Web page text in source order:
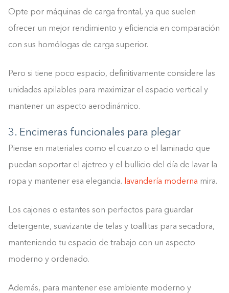
Opte por máquinas de carga frontal, ya que suelen
ofrecer un mejor rendimiento y eficiencia en comparación
con sus homólogas de carga superior.
Pero si tiene poco espacio, definitivamente considere las
unidades apilables para maximizar el espacio vertical y
mantener un aspecto aerodinámico.
3. Encimeras funcionales para plegar
Piense en materiales como el cuarzo o el laminado que
puedan soportar el ajetreo y el bullicio del día de lavar la
ropa y mantener esa elegancia. lavandería moderna mira.
Los cajones o estantes son perfectos para guardar
detergente, suavizante de telas y toallitas para secadora,
manteniendo tu espacio de trabajo con un aspecto
moderno y ordenado.
Además, para mantener ese ambiente moderno y